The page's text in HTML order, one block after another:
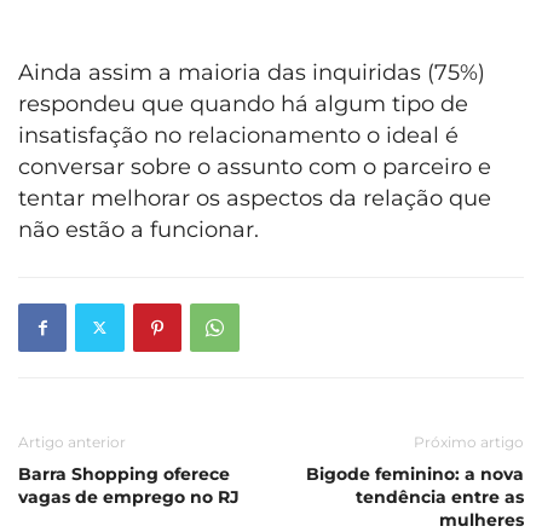
Ainda assim a maioria das inquiridas (75%)
respondeu que quando há algum tipo de
insatisfação no relacionamento o ideal é
conversar sobre o assunto com o parceiro e
tentar melhorar os aspectos da relação que
não estão a funcionar.
Artigo anterior
Barra Shopping oferece
vagas de emprego no RJ
Próximo artigo
Bigode feminino: a nova
tendência entre as
mulheres